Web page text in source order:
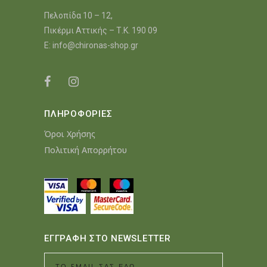
Πελοπίδα 10 – 12,
Πικέρμι Αττικής – Τ.Κ. 190 09
E: info@chironas-shop.gr
ΠΛΗΡΟΦΟΡΙΕΣ
Όροι Χρήσης
Πολιτική Απορρήτου
ΕΓΓΡΑΦΗ ΣΤΟ NEWSLETTER